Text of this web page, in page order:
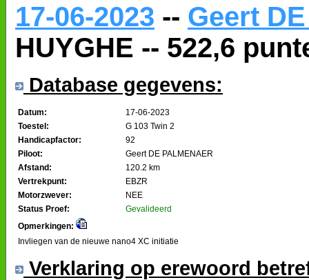
17-06-2023 -- Geert
HUYGHE -- 522,6
Database gegevens:
Datum:
17-06-2023
Toestel:
G 103 Twin 2
Handicapfactor:
92
Piloot:
Geert DE PALMENAER
Afstand:
120.2 km
Vertrekpunt:
EBZR
Motorzwever:
NEE
Status Proef:
Gevalideerd
Opmerkingen:
Invliegen van de nieuwe nano4 XC initiatie
Verklaring op erewoord